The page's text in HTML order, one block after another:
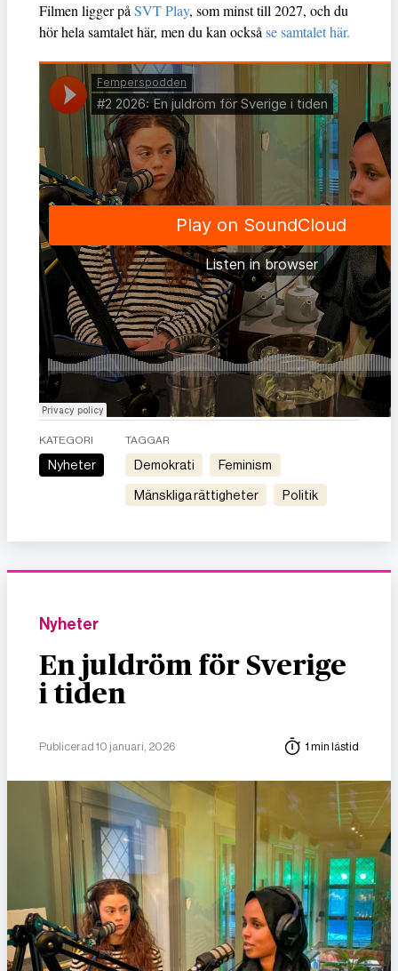
Filmen ligger påSVT Play, som minst till 2027, och du
hör hela samtalet här, men du kan ocksåse samtalet här.
KATEGORI
Nyheter
TAGGAR
demokrati feminism
mänskliga rättigheter politik
Nyheter
En juldröm för Sverige
i tiden
Publicerad 10 januari, 2026 1 min lästid